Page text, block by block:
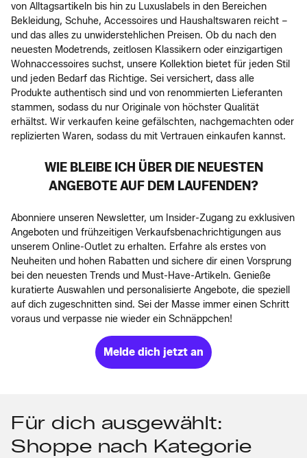
von Alltagsartikeln bis hin zu Luxuslabels in den Bereichen
Bekleidung, Schuhe, Accessoires und Haushaltswaren reicht –
und das alles zu unwiderstehlichen Preisen. Ob du nach den
neuesten Modetrends, zeitlosen Klassikern oder einzigartigen
Wohnaccessoires suchst, unsere Kollektion bietet für jeden Stil
und jeden Bedarf das Richtige. Sei versichert, dass alle
Produkte authentisch sind und von renommierten Lieferanten
stammen, sodass du nur Originale von höchster Qualität
erhältst. Wir verkaufen keine gefälschten, nachgemachten oder
replizierten Waren, sodass du mit Vertrauen einkaufen kannst.
WIE BLEIBE ICH ÜBER DIE NEUESTEN
ANGEBOTE AUF DEM LAUFENDEN?
Abonniere unseren Newsletter, um Insider-Zugang zu exklusiven
Angeboten und frühzeitigen Verkaufsbenachrichtigungen aus
unserem Online-Outlet zu erhalten. Erfahre als erstes von
Neuheiten und hohen Rabatten und sichere dir einen Vorsprung
bei den neuesten Trends und Must-Have-Artikeln. Genieße
kuratierte Auswahlen und personalisierte Angebote, die speziell
auf dich zugeschnitten sind. Sei der Masse immer einen Schritt
voraus und verpasse nie wieder ein Schnäppchen!
Melde dich jetzt an
Für dich ausgewählt:
Shoppe nach Kategorie